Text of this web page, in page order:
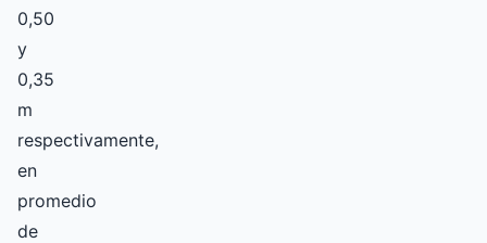
0,50
y
0,35
m
respectivamente,
en
promedio
de